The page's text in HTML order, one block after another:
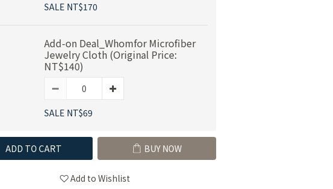
SALE NT$170
Add-on Deal_Whomfor Microfiber
Jewelry Cloth (Original Price:
NT$140)
SALE NT$69
ADD TO CART BUY NOW
Add to Wishlist